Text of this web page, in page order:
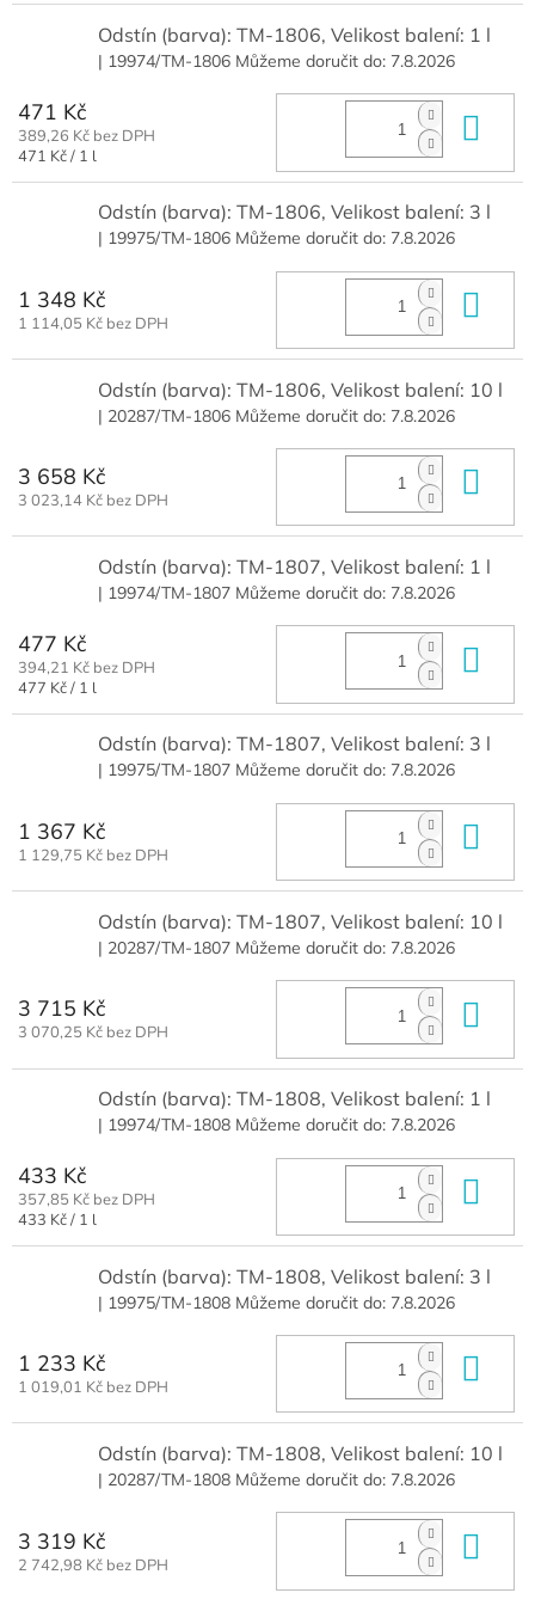
Odstín (barva): TM-1806, Velikost balení: 1 l
| 19974/TM-1806 Můžeme doručit do: 7.8.2026
471 Kč
389,26 Kč bez DPH
Měrná
471 Kč / 1 l
Odstín (barva): TM-1806, Velikost balení: 3 l
| 19975/TM-1806 Můžeme doručit do: 7.8.2026
1 348 Kč
1 114,05 Kč bez DPH
Odstín (barva): TM-1806, Velikost balení: 10 l
| 20287/TM-1806 Můžeme doručit do: 7.8.2026
3 658 Kč
3 023,14 Kč bez DPH
Odstín (barva): TM-1807, Velikost balení: 1 l
| 19974/TM-1807 Můžeme doručit do: 7.8.2026
477 Kč
394,21 Kč bez DPH
Měrná
477 Kč / 1 l
Odstín (barva): TM-1807, Velikost balení: 3 l
| 19975/TM-1807 Můžeme doručit do: 7.8.2026
1 367 Kč
1 129,75 Kč bez DPH
Odstín (barva): TM-1807, Velikost balení: 10 l
| 20287/TM-1807 Můžeme doručit do: 7.8.2026
3 715 Kč
3 070,25 Kč bez DPH
Odstín (barva): TM-1808, Velikost balení: 1 l
| 19974/TM-1808 Můžeme doručit do: 7.8.2026
433 Kč
357,85 Kč bez DPH
Měrná
433 Kč / 1 l
Odstín (barva): TM-1808, Velikost balení: 3 l
| 19975/TM-1808 Můžeme doručit do: 7.8.2026
1 233 Kč
1 019,01 Kč bez DPH
Odstín (barva): TM-1808, Velikost balení: 10 l
| 20287/TM-1808 Můžeme doručit do: 7.8.2026
3 319 Kč
2 742,98 Kč bez DPH